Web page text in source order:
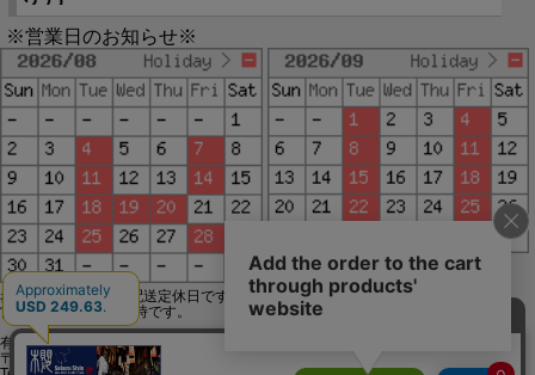
※営業日のお知らせ※
赤字で塗られた日は配送定休日です。
営業時間は11時～19時です。
有限会社ジップジップ SakuraStyle通販事業部
〒650-0021 神戸市中央区三宮町3-9-19イトウビル1,4F